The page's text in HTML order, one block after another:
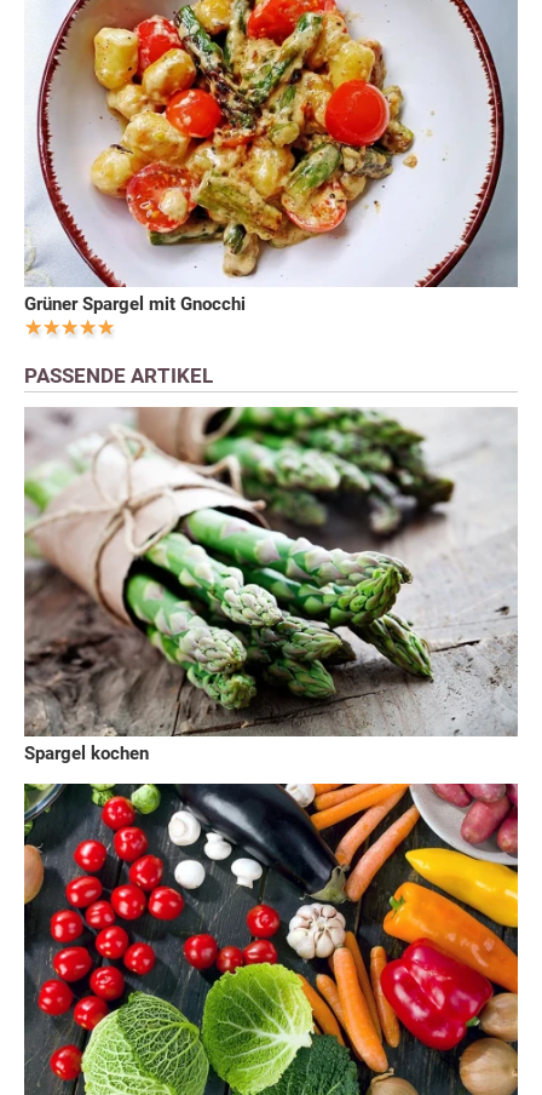
Grüner Spargel mit Gnocchi
PASSENDE ARTIKEL
Spargel kochen